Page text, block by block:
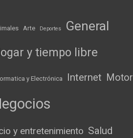
Arte Deportes General
y tiempo libre
y Electrónica Internet Motor
y entretenimiento Salud